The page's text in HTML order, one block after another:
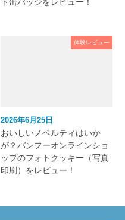
体験レビュー
2026年6月25日
おいしいノベルティはいか
が？バンフーオンラインショ
ップのフォトクッキー（写真
印刷）をレビュー！